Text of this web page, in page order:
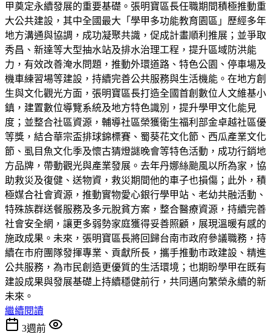
甲奠定永續發展的重要基礎。張明寶區長任職期間積極推動重
大公共建設，其中全國最大「學甲多功能教育園區」歷經多年
地方溝通與協調，成功凝聚共識，促成計畫順利推展；並爭取
秀昌、新達等大型抽水站及排水治理工程，提升區域防洪能
力，有效改善淹水問題，推動外環道路、特色公園、停車場及
機車練習場等建設，持續完善公共服務與生活機能。在地方創
生與文化觀光方面，張明寶區長打造全國首創數位人文維基小
鎮，建置數位導覽系統及地方特色識別，提升學甲文化能見
度；並整合社區資源，輔導社區榮獲衛生福利部金卓越社區優
等獎，結合華宗盃排球錦標賽、蜀葵花文化節、西瓜產業文化
節、虱目魚文化季及懷古猜燈謎晚會等特色活動，成功行銷地
方品牌，帶動觀光與產業發展。去年丹娜絲颱風以所為家，協
助救災及復健、送物資，救災期間他的車子也損傷；此外，積
極媒合社會資源，推動實物愛心銀行學甲站、老幼共融活動、
特殊族群送餐服務及多元脫貧方案，整合醫療資源，持續完善
社會安全網，讓更多弱勢家庭獲得妥善照顧，展現溫暖有感的
施政成果。未來，張明寶區長將回歸台南市政府參議職務，持
續在市府團隊發揮專業、貢獻所長，攜手推動市政建設、精進
公共服務，為市民創造更優質的生活環境；也期盼學甲在既有
建設成果與發展基礎上持續穩健前行，共同邁向繁榮永續的新
未來。
繼續閱讀
3週前